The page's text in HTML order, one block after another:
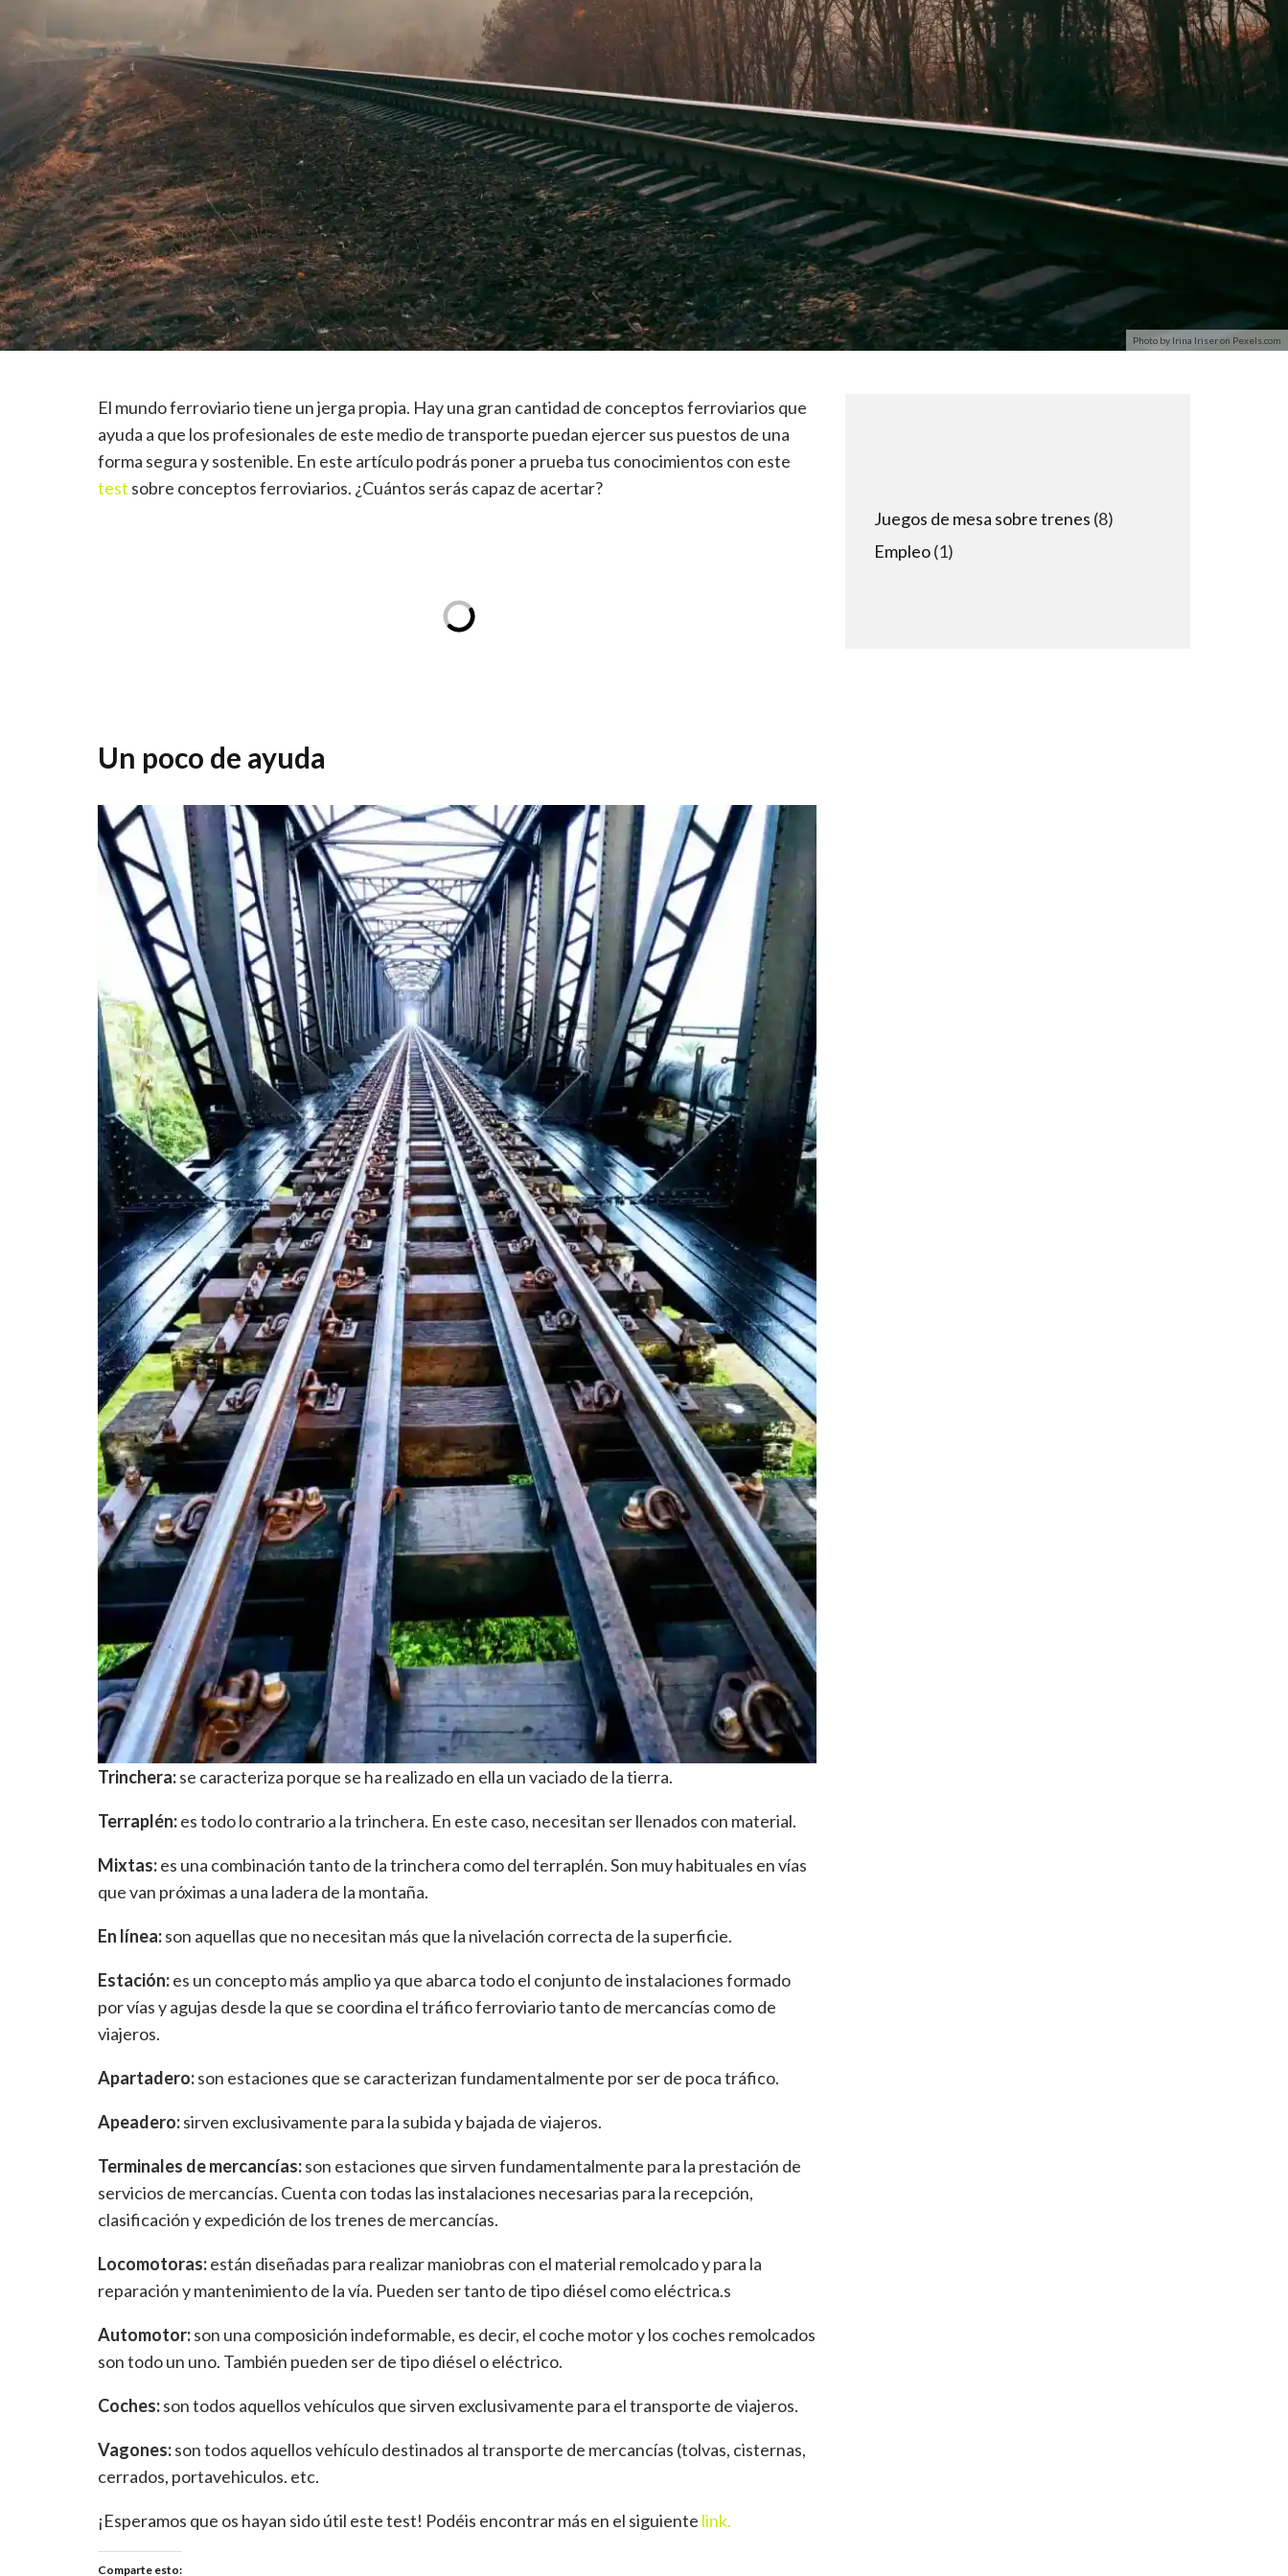
Photo by Irina Iriser on Pexels.com
El mundo ferroviario tiene un jerga propia. Hay una gran cantidad de conceptos ferroviarios que
ayuda a que los profesionales de este medio de transporte puedan ejercer sus puestos de una
forma segura y sostenible. En este artículo podrás poner a prueba tus conocimientos con este
test sobre conceptos ferroviarios. ¿Cuántos serás capaz de acertar?
Un poco de ayuda
Trinchera:se caracteriza porque se ha realizado en ella un vaciado de la tierra.
Terraplén:es todo lo contrario a la trinchera. En este caso, necesitan ser llenados con material.
Mixtas:es una combinación tanto de la trinchera como del terraplén. Son muy habituales en vías
que van próximas a una ladera de la montaña.
En línea:son aquellas que no necesitan más que la nivelación correcta de la superficie.
Estación:es un concepto más amplio ya que abarca todo el conjunto de instalaciones formado
por vías y agujas desde la que se coordina el tráfico ferroviario tanto de mercancías como de
viajeros.
Apartadero:son estaciones que se caracterizan fundamentalmente por ser de poca tráfico.
Apeadero:sirven exclusivamente para la subida y bajada de viajeros.
Terminales de mercancías:son estaciones que sirven fundamentalmente para la prestación de
servicios de mercancías. Cuenta con todas las instalaciones necesarias para la recepción,
clasificación y expedición de los trenes de mercancías.
Locomotoras:están diseñadas para realizar maniobras con el material remolcado y para la
reparación y mantenimiento de la vía. Pueden ser tanto de tipo diésel como eléctrica.s
Automotor:son una composición indeformable, es decir, el coche motor y los coches remolcados
son todo un uno. También pueden ser de tipo diésel o eléctrico.
Coches:son todos aquellos vehículos que sirven exclusivamente para el transporte de viajeros.
Vagones:son todos aquellos vehículo destinados al transporte de mercancías (tolvas, cisternas,
cerrados, portavehiculos. etc.
¡Esperamos que os hayan sido útil este test! Podéis encontrar más en el siguiente link.
Comparte esto:
Juegos de mesa sobre trenes 88
Empleo 11